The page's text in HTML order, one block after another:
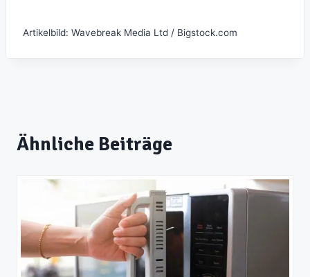
Artikelbild: Wavebreak Media Ltd / Bigstock.com
Ähnliche Beiträge